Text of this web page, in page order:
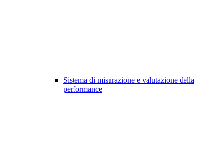
Sistema di misurazione e valutazione della
performance